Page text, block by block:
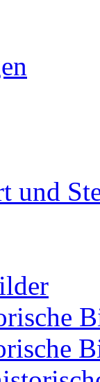
und